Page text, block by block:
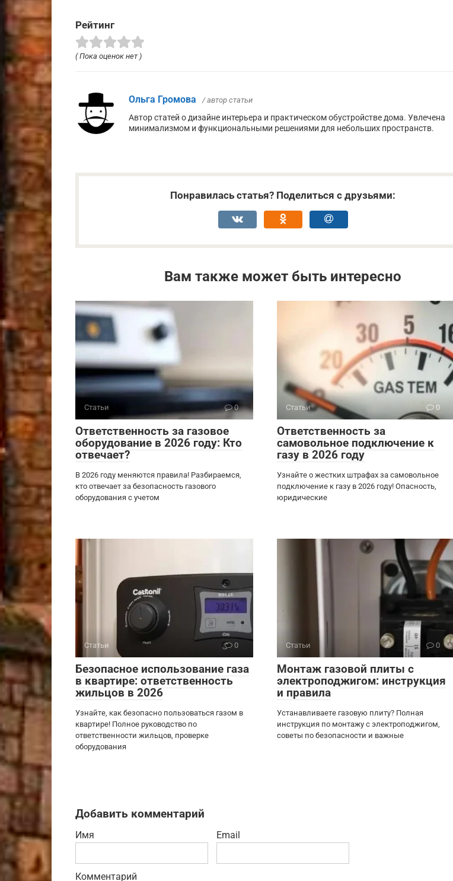
Рейтинг
( Пока оценок нет )
Ольга Громова / автор статьи
Автор статей о дизайне интерьера и практическом обустройстве дома. Увлечена
минимализмом и функциональными решениями для небольших пространств.
Понравилась статья? Поделиться с друзьями:
Вам также может быть интересно
Статьи 0
Ответственность за газовое
оборудование в 2026 году: Кто
отвечает?
В 2026 году меняются правила! Разбираемся,
кто отвечает за безопасность газового
оборудования с учетом
Статьи 0
Ответственность за
самовольное подключение к
газу в 2026 году
Узнайте о жестких штрафах за самовольное
подключение к газу в 2026 году! Опасность,
юридические
Статьи 0
Безопасное использование газа
в квартире: ответственность
жильцов в 2026
Узнайте, как безопасно пользоваться газом в
квартире! Полное руководство по
ответственности жильцов, проверке
оборудования
Статьи 0
Монтаж газовой плиты с
электроподжигом: инструкция
и правила
Устанавливаете газовую плиту? Полная
инструкция по монтажу с электроподжигом,
советы по безопасности и важные
Добавить комментарий
Имя Email
Комментарий